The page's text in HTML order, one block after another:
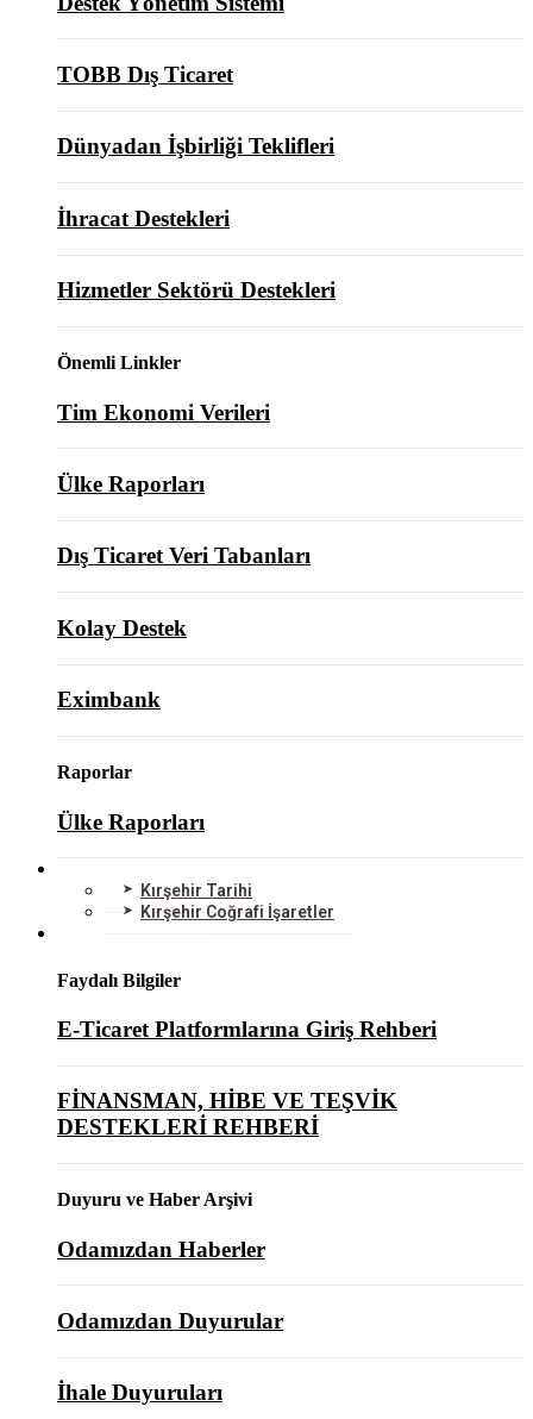
TOBB Dış Ticaret
Dünyadan İşbirliği Teklifleri
İhracat Destekleri
Hizmetler Sektörü Destekleri
Önemli Linkler
Tim Ekonomi Verileri
Ülke Raporları
Dış Ticaret Veri Tabanları
Kolay Destek
Eximbank
Raporlar
Ülke Raporları
Kırşehir Tarihi
Kırşehir Coğrafi İşaretler
Faydalı Bilgiler
E-Ticaret Platformlarına Giriş Rehberi
FİNANSMAN, HİBE VE TEŞVİK
DESTEKLERİ REHBERİ
Duyuru ve Haber Arşivi
Odamızdan Haberler
Odamızdan Duyurular
İhale Duyuruları